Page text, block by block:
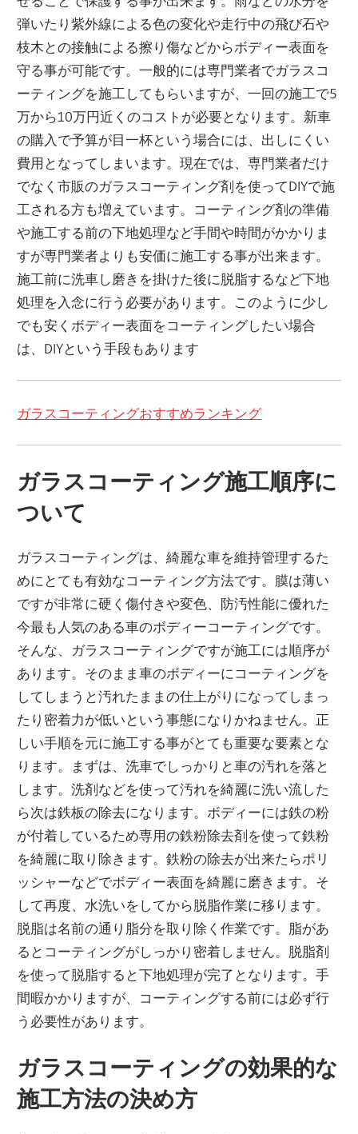
弾いたり紫外線による色の変化や走行中の飛び石や
枝木との接触による擦り傷などからボディー表面を
守る事が可能です。一般的には専門業者でガラスコ
ーティングを施工してもらいますが、一回の施工で5
万から10万円近くのコストが必要となります。新車
の購入で予算が目一杯という場合には、出しにくい
費用となってしまいます。現在では、専門業者だけ
でなく市販のガラスコーティング剤を使ってDIYで施
工される方も増えています。コーティング剤の準備
や施工する前の下地処理など手間や時間がかかりま
すが専門業者よりも安価に施工する事が出来ます。
施工前に洗車し磨きを掛けた後に脱脂するなど下地
処理を入念に行う必要があります。このように少し
でも安くボディー表面をコーティングしたい場合
は、DIYという手段もあります
ガラスコーティングおすすめランキング
ガラスコーティング施工順序に
ついて
ガラスコーティングは、綺麗な車を維持管理するた
めにとても有効なコーティング方法です。膜は薄い
ですが非常に硬く傷付きや変色、防汚性能に優れた
今最も人気のある車のボディーコーティングです。
そんな、ガラスコーティングですが施工には順序が
あります。そのまま車のボディーにコーティングを
してしまうと汚れたままの仕上がりになってしまっ
たり密着力が低いという事態になりかねません。正
しい手順を元に施工する事がとても重要な要素とな
ります。まずは、洗車でしっかりと車の汚れを落と
します。洗剤などを使って汚れを綺麗に洗い流した
ら次は鉄板の除去になります。ボディーには鉄の粉
が付着しているため専用の鉄粉除去剤を使って鉄粉
を綺麗に取り除きます。鉄粉の除去が出来たらポリ
ッシャーなどでボディー表面を綺麗に磨きます。そ
して再度、水洗いをしてから脱脂作業に移ります。
脱脂は名前の通り脂分を取り除く作業です。脂があ
るとコーティングがしっかり密着しません。脱脂剤
を使って脱脂すると下地処理が完了となります。手
間暇かかりますが、コーティングする前には必ず行
う必要性があります。
ガラスコーティングの効果的な
施工方法の決め方